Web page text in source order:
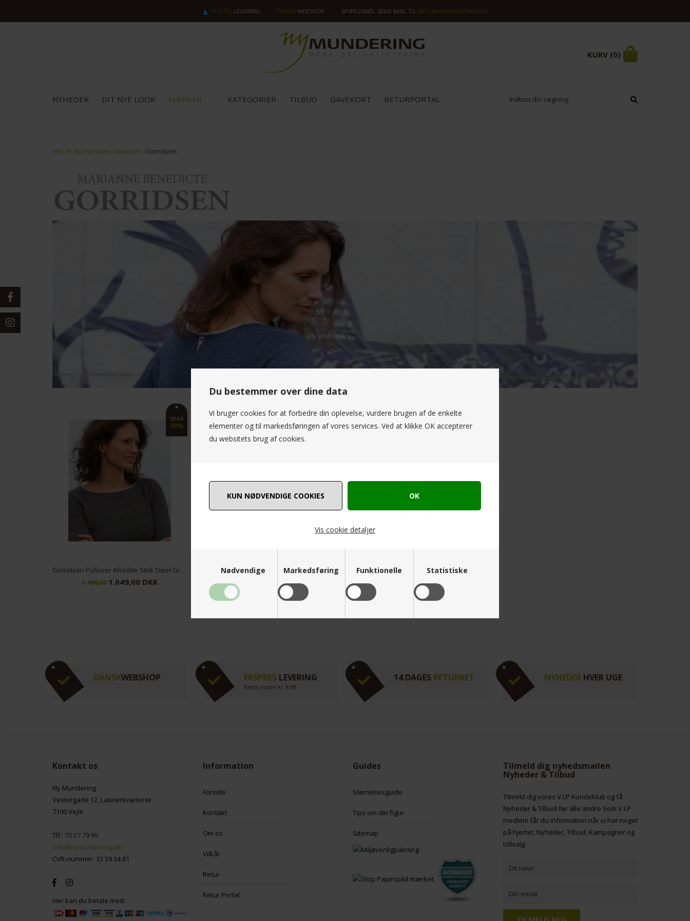
Du bestemmer over dine data
Vi bruger cookies for at forbedre din oplevelse, vurdere brugen af de enkelte
elementer og til markedsføringen af vores services. Ved at klikke OK accepterer
du websitets brug af cookies.
Vis cookie detaljer
Nødvendige Markedsføring Funktionelle Statistiske
HURTIG LEVERING DANSK WEBSHOP SPØRGSMÅL SEND MAIL TIL INFO@NYMUNDERING.DK
KURV (0)
NYHEDER DIT NYE LOOK MÆRKER KATEGORIER TILBUD GAVEKORT RETURPORTAL
Her er du: Forside » Mærker» Gorridsen
SPAR
30%
Gorridsen Pullover Afrodite Strik Steel Grey
1.499,001.049,00 DKK
DANSKWEBSHOP EKSPRES LEVERING
Bestil inden kl. 9.00
14 DAGES RETURRET NYHEDERHVER UGE
Kontakt os
Ny Mundering
Vestergade 12, Latinerkvarteret
7100 Vejle
Tlf.: 70 27 79 99
info@nymundering.dk
CVR-nummer: 33 59 34 81
Her kan du betale med:
Information
Forside
Kontakt
Om os
Vilkår
Retur
Retur Portal
Guides
Størrelsesguide
Tips om din figur
Sitemap
Tilmeld dig nyhedsmailen
Nyheder & Tilbud
Tilmeld dig vores V.I.P Kundeklub og få
Nyheder & Tilbud før alle andre Som V.I.P
medlem får du information når vi har noget
på hjertet, Nyheder, Tilbud, Kampagner og
Udsalg.